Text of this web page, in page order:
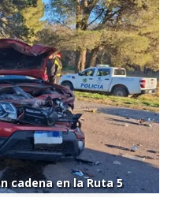
cadena en la Ruta 5